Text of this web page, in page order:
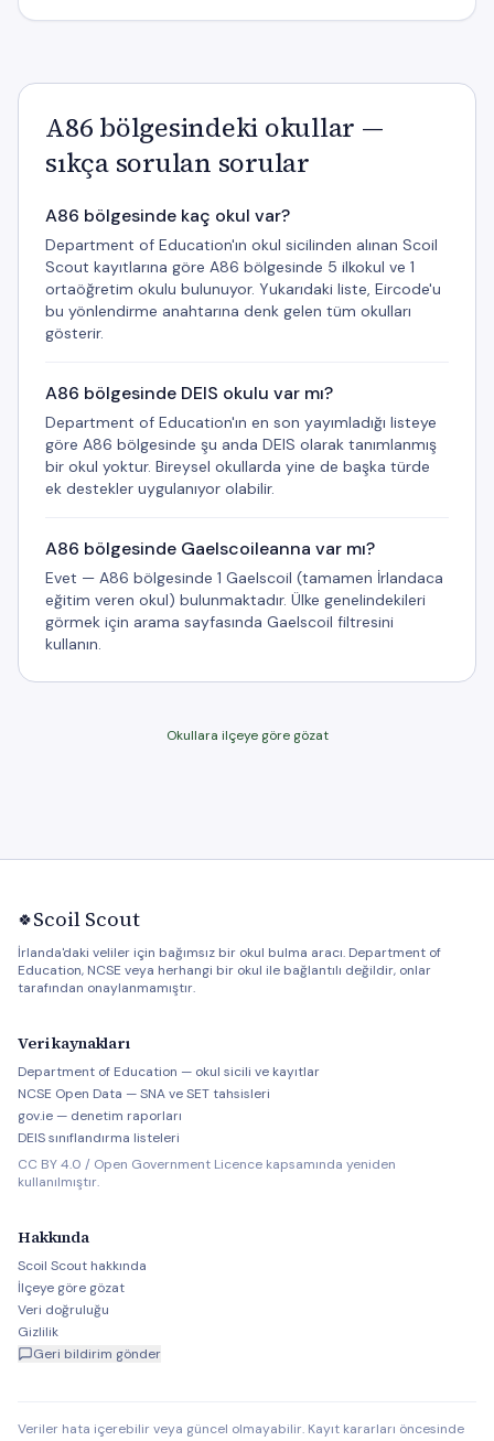
A86 bölgesindeki okullar —
sıkça sorulan sorular
A86 bölgesinde kaç okul var?
Department of Education'ın okul sicilinden alınan Scoil
Scout kayıtlarına göre A86 bölgesinde 5 ilkokul ve 1
ortaöğretim okulu bulunuyor. Yukarıdaki liste, Eircode'u
bu yönlendirme anahtarına denk gelen tüm okulları
gösterir.
A86 bölgesinde DEIS okulu var mı?
Department of Education'ın en son yayımladığı listeye
göre A86 bölgesinde şu anda DEIS olarak tanımlanmış
bir okul yoktur. Bireysel okullarda yine de başka türde
ek destekler uygulanıyor olabilir.
A86 bölgesinde Gaelscoileanna var mı?
Evet — A86 bölgesinde 1 Gaelscoil (tamamen İrlandaca
eğitim veren okul) bulunmaktadır. Ülke genelindekileri
görmek için arama sayfasında Gaelscoil filtresini
kullanın.
Okullara ilçeye göre gözat
🍀Scoil Scout
İrlanda'daki veliler için bağımsız bir okul bulma aracı. Department of
Education, NCSE veya herhangi bir okul ile bağlantılı değildir, onlar
tarafından onaylanmamıştır.
Veri kaynakları
Department of Education — okul sicili ve kayıtlar
NCSE Open Data — SNA ve SET tahsisleri
gov.ie — denetim raporları
DEIS sınıflandırma listeleri
CC BY 4.0 / Open Government Licence kapsamında yeniden
kullanılmıştır.
Hakkında
Scoil Scout hakkında
İlçeye göre gözat
Veri doğruluğu
Gizlilik
Geri bildirim gönder
Veriler hata içerebilir veya güncel olmayabilir. Kayıt kararları öncesinde